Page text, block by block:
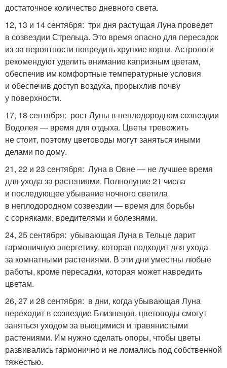
достаточное количество дневного света.
12, 13 и 14 сентября: три дня растущая Луна проведет
в созвездии Стрельца. Это время опасно для пересадок
из-за вероятности повредить хрупкие корни. Астрологи
рекомендуют уделить внимание капризным цветам,
обеспечив им комфортные температурные условия
и обеспечив доступ воздуха, прорыхлив почву
у поверхности.
17, 18 сентября: рост Луны в неплодородном созвездии
Водолея — время для отдыха. Цветы тревожить
не стоит, поэтому цветоводы могут заняться иными
делами по дому.
21, 22 и 23 сентября: Луна в Овне — не лучшее время
для ухода за растениями. Полнолуние 21 числа
и последующее убывание ночного светила
в неплодородном созвездии — время для борьбы
с сорняками, вредителями и болезнями.
24, 25 сентября: убывающая Луна в Тельце дарит
гармоничную энергетику, которая подходит для ухода
за комнатными растениями. В эти дни уместны любые
работы, кроме пересадки, которая может навредить
цветам.
26, 27 и 28 сентября: в дни, когда убывающая Луна
переходит в созвездие Близнецов, цветоводы смогут
заняться уходом за вьющимися и травянистыми
растениями. Им нужно сделать опоры, чтобы цветы
развивались гармонично и не ломались под собственной
тяжестью.